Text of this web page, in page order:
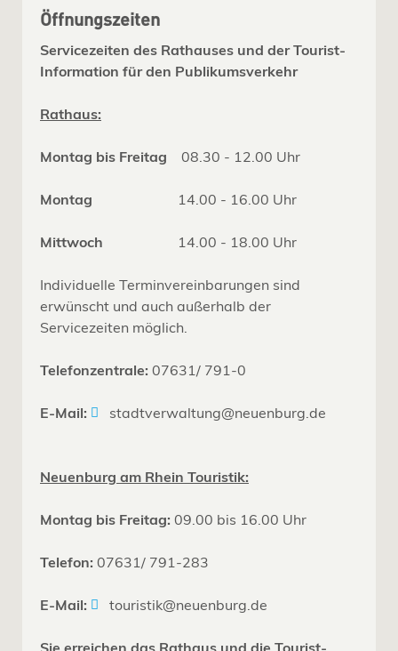
Öffnungszeiten
Servicezeiten des Rathauses und der Tourist-
Information für den Publikumsverkehr
Rathaus:
Montag bis Freitag 08.30 - 12.00 Uhr
Montag 14.00 - 16.00 Uhr
Mittwoch 14.00 - 18.00 Uhr
Individuelle Terminvereinbarungen sind
erwünscht und auch außerhalb der
Servicezeiten möglich.
Telefonzentrale: 07631/ 791-0
E-Mail: stadtverwaltung@neuenburg.de
Neuenburg am Rhein Touristik:
Montag bis Freitag: 09.00 bis 16.00 Uhr
Telefon: 07631/ 791-283
E-Mail: touristik@neuenburg.de
Sie erreichen das Rathaus und die Tourist-